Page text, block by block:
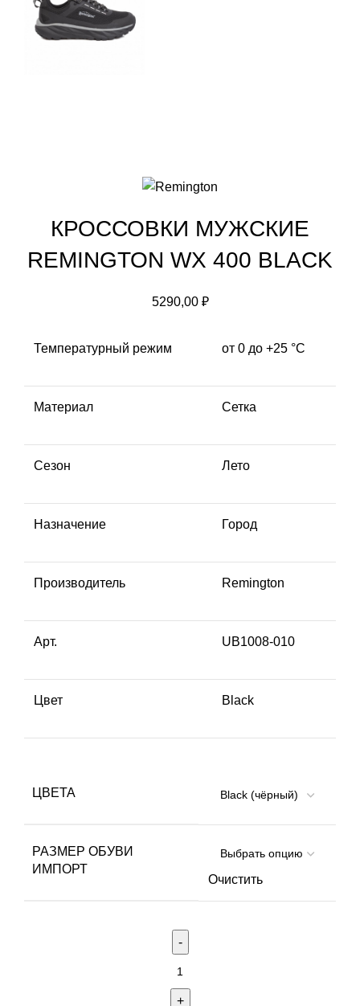
КРОССОВКИ МУЖСКИЕ
REMINGTON WХ 400 BLACK
5290,00 ₽
Температурный режим от 0 до +25 °C
Материал Сетка
Сезон Лето
Назначение Город
Производитель Remington
Арт. UB1008-010
Цвет Black
ЦВЕТА
РАЗМЕР ОБУВИ
ИМПОРТ
Очистить